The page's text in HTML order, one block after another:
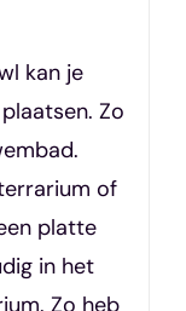
kan je
Zo
of
platte
in het
Zo heb